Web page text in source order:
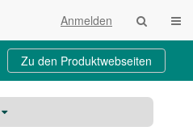
Anmelden
Zu den Produktwebseiten
Schalte
den
unter
06.10.2021